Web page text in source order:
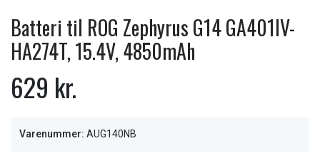
Batteri til ROG Zephyrus G14 GA401IV-
HA274T, 15.4V, 4850mAh
629 kr.
Varenummer: AUG140NB